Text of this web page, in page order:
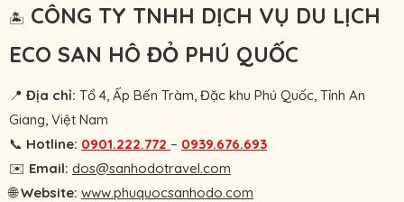
🏝 CÔNG TY TNHH DỊCH VỤ DU LỊCH
ECO SAN HÔ ĐỎ PHÚ QUỐC
📍 Địa chỉ: Tổ 4, Ấp Bến Tràm, Đặc khu Phú Quốc, Tỉnh An
Giang, Việt Nam
📞 Hotline: 0901.222.772 – 0939.676.693
✉️ Email: dos@sanhodotravel.com
🌐Website: www.phuquocsanhodo.com